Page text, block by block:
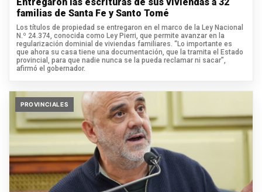
familias de Santa Fe y Santo Tomé
Los títulos de propiedad se entregaron en el marco de la Ley Nacional
N.º 24.374, conocida como Ley Pierri, que permite avanzar en la
regularización dominial de viviendas familiares. “Lo importante es
que ahora su casa tiene una documentación, que la tramita el Estado
provincial, para que nadie nunca se la pueda reclamar ni sacar”,
afirmó el gobernador.
PROVINCIALES